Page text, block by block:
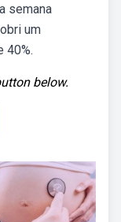
semana
um
40%.
below.